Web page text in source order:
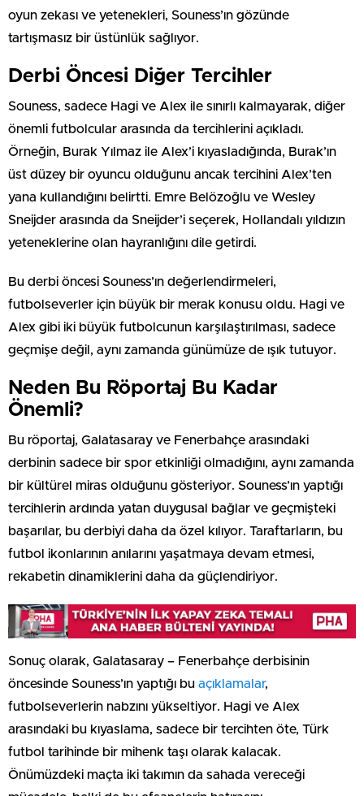
oyun zekası ve yetenekleri, Souness’ın gözünde
tartışmasız bir üstünlük sağlıyor.
Derbi Öncesi Diğer Tercihler
Souness, sadece Hagi ve Alex ile sınırlı kalmayarak, diğer
önemli futbolcular arasında da tercihlerini açıkladı.
Örneğin, Burak Yılmaz ile Alex’i kıyasladığında, Burak’ın
üst düzey bir oyuncu olduğunu ancak tercihini Alex’ten
yana kullandığını belirtti. Emre Belözoğlu ve Wesley
Sneijder arasında da Sneijder’i seçerek, Hollandalı yıldızın
yeteneklerine olan hayranlığını dile getirdi.
Bu derbi öncesi Souness’ın değerlendirmeleri,
futbolseverler için büyük bir merak konusu oldu. Hagi ve
Alex gibi iki büyük futbolcunun karşılaştırılması, sadece
geçmişe değil, aynı zamanda günümüze de ışık tutuyor.
Neden Bu Röportaj Bu Kadar
Önemli?
Bu röportaj, Galatasaray ve Fenerbahçe arasındaki
derbinin sadece bir spor etkinliği olmadığını, aynı zamanda
bir kültürel miras olduğunu gösteriyor. Souness’ın yaptığı
tercihlerin ardında yatan duygusal bağlar ve geçmişteki
başarılar, bu derbiyi daha da özel kılıyor. Taraftarların, bu
futbol ikonlarının anılarını yaşatmaya devam etmesi,
rekabetin dinamiklerini daha da güçlendiriyor.
Sonuç olarak, Galatasaray – Fenerbahçe derbisinin
öncesinde Souness’ın yaptığı bu açıklamalar,
futbolseverlerin nabzını yükseltiyor. Hagi ve Alex
arasındaki bu kıyaslama, sadece bir tercihten öte, Türk
futbol tarihinde bir mihenk taşı olarak kalacak.
Önümüzdeki maçta iki takımın da sahada vereceği